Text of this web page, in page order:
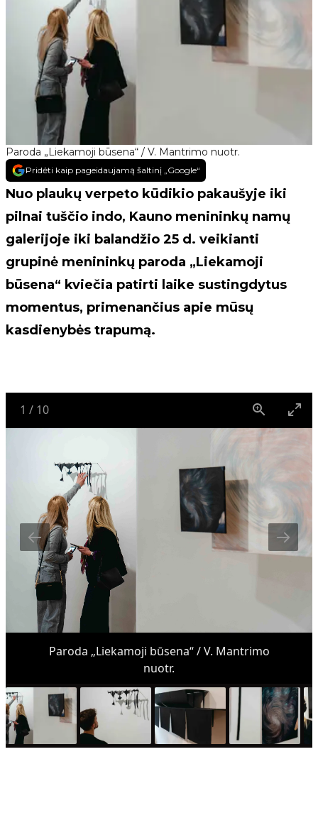
Paroda „Liekamoji būsena“ / V. Mantrimo nuotr.
Pridėti kaip pageidaujamą šaltinį „Google“
Nuo plaukų verpeto kūdikio pakaušyje iki
pilnai tuščio indo, Kauno menininkų namų
galerijoje iki balandžio 25 d. veikianti
grupinė menininkų paroda „Liekamoji
būsena“ kviečia patirti laike sustingdytus
momentus, primenančius apie mūsų
kasdienybės trapumą.
1 / 10
Paroda „Liekamoji būsena“ / V. Mantrimo
nuotr.